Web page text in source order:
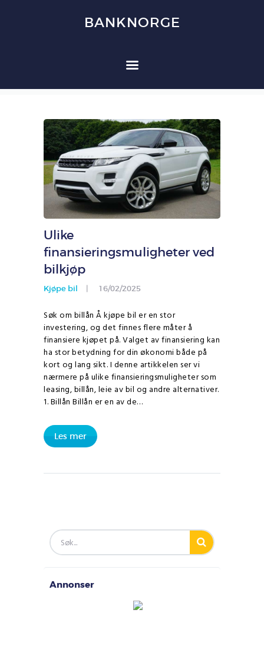
BANKNORGE
FORBRUKSLÅN
REFINANSIERING
FORSIKRING
OM OSS
KONTAKT OSS
Ulike
finansieringsmuligheter ved
bilkjøp
Kjøpe bil 16/02/2025
Søk om billån Å kjøpe bil er en stor
investering, og det finnes flere måter å
finansiere kjøpet på. Valget av finansiering kan
ha stor betydning for din økonomi både på
kort og lang sikt. I denne artikkelen ser vi
nærmere på ulike finansieringsmuligheter som
leasing, billån, leie av bil og andre alternativer.
1. Billån Billån er en av de…
Les mer
Annonser